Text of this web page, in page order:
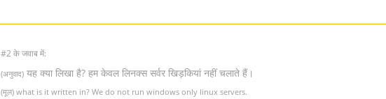
#2 के जवाब में:
(अनुवाद) यह क्या लिखा है? हम केवल लिनक्स सर्वर खिड़कियां नहीं चलाते हैं।
(मूल) what is it written in? We do not run windows only linux servers.